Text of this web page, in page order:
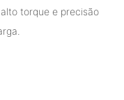
torque e precisão